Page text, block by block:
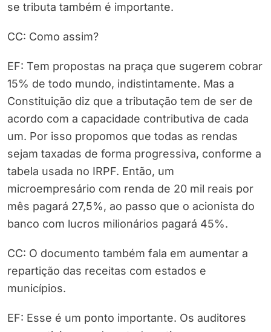
se tributa também é importante.
CC: Como assim?
EF: Tem propostas na praça que sugerem cobrar
15% de todo mundo, indistintamente. Mas a
Constituição diz que a tributação tem de ser de
acordo com a capacidade contributiva de cada
um. Por isso propomos que todas as rendas
sejam taxadas de forma progressiva, conforme a
tabela usada no IRPF. Então, um
microempresário com renda de 20 mil reais por
mês pagará 27,5%, ao passo que o acionista do
banco com lucros milionários pagará 45%.
CC: O documento também fala em aumentar a
repartição das receitas com estados e
municípios.
EF: Esse é um ponto importante. Os auditores